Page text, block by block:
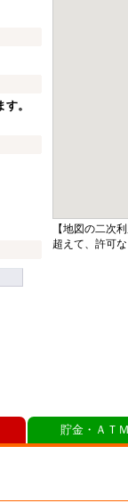
。
【地図の二次
超えて、許可
貯金・ＡＴ